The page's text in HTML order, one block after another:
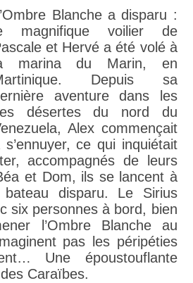
Blanche a disparu :
magnifique voilier de
et Hervé a été volé à
marina du Marin, en
Depuis sa
aventure dans les
désertes du nord du
Alex commençait
s’ennuyer, ce qui inquiétait
accompagnés de leurs
et Dom, ils se lancent à
disparu. Le Sirius
six personnes à bord, bien
l’Ombre Blanche au
pas les péripéties
Une époustouflante
Caraïbes.